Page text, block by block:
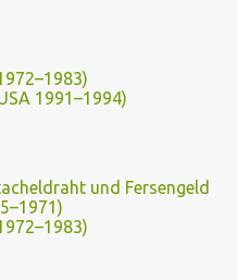
1991–1994)
und Fersengeld